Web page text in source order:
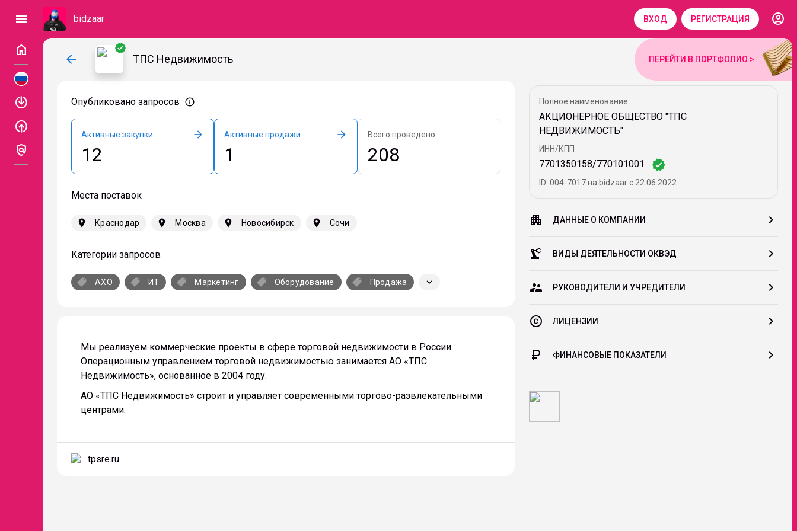
menu bidzaar ВХОД РЕГИСТРАЦИЯ
account_circle
home
enable
enable
policy
arrow_back
verified
ТПС Недвижимость ПЕРЕЙТИ В ПОРТФОЛИО >
Опубликовано запросов info_outline
Активные закупки arrow_forward
12
Активные продажи arrow_forward
1
Всего проведено
208
Места поставок
location_on Краснодар location_on Москва location_on Новосибирск location_on Сочи
Категории запросов
local_offer АХО local_offer ИТ local_offer Маркетинг local_offer Оборудование local_offer Продажа keyboard_arrow_down
Мы реализуем коммерческие проекты в сфере торговой недвижимости в России.
Операционным управлением торговой недвижимостью занимается АО «ТПС
Недвижимость», основанное в 2004 году.
АО «ТПС Недвижимость» строит и управляет современными торгово-развлекательными
центрами.
tpsre.ru
Полное наименование
АКЦИОНЕРНОЕ ОБЩЕСТВО "ТПС
НЕДВИЖИМОСТЬ"
ИНН/КПП
7701350158/770101001 verified
ID: 004-7017 на bidzaar c 22.06.2022
apartment ДАННЫЕ О КОМПАНИИ chevron_right
precision_manufacturing ВИДЫ ДЕЯТЕЛЬНОСТИ ОКВЭД chevron_right
supervisor_account РУКОВОДИТЕЛИ И УЧРЕДИТЕЛИ chevron_right
copyright ЛИЦЕНЗИИ chevron_right
currency_ruble ФИНАНСОВЫЕ ПОКАЗАТЕЛИ chevron_right